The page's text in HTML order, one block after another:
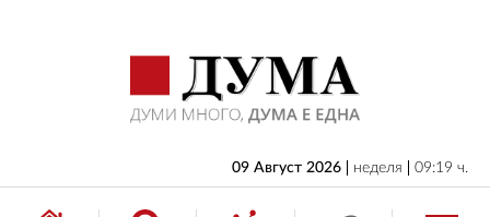
09 Август 2026 неделя 09:19 ч.
БЪЛГАРИЯ
ИКОНОМИКА
ИЗБОРИ
СВЯТ